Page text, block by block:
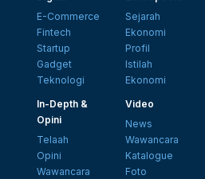
E-Commerce
Fintech
Startup
Gadget
Teknologi
Sejarah
Ekonomi
Profil
Istilah
Ekonomi
In-Depth &
Opini
Telaah
Opini
Wawancara
Video
News
Wawancara
Katalogue
Foto